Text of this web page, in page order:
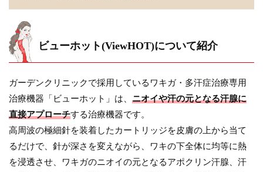
ビューホット(ViewHOT)について紹介
ガーデンクリニックで採用しているワキガ・多汗症治療専用
治療機器「ビューホット」は、 ニオイや汗の元となる汗腺に
直接アプローチする治療機器です。
高周波の極細針を装着したカートリッジを皮膚の上から当て
るだけで、針が深さを変えながら、ワキの下全体に均等に熱
を浸透させ、ワキガのニオイの元となるアポクリン汗腺、汗